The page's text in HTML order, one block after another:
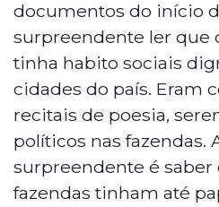
documentos do início
surpreendente ler que
tinha habito sociais
cidades do país. Eram
recitais de poesia,
políticos nas fazendas.
surpreendente é saber
fazendas tinham até